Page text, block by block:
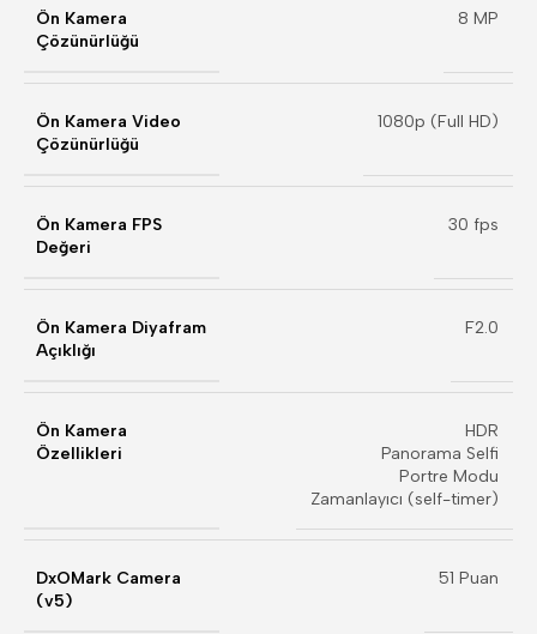
Ön Kamera
Çözünürlüğü
8 MP
Ön Kamera Video
Çözünürlüğü
1080p (Full HD)
Ön Kamera FPS
Değeri
30 fps
Ön Kamera Diyafram
Açıklığı
F2.0
Ön Kamera
Özellikleri
HDR
Panorama Selfi
Portre Modu
Zamanlayıcı (self-timer)
DxOMark Camera
(v5)
51 Puan